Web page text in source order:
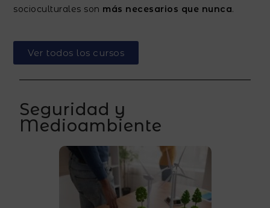
socioculturales son más necesarios que nunca.
Ver todos los cursos
Seguridad y
Medioambiente